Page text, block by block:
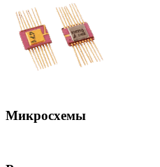
Микросхемы